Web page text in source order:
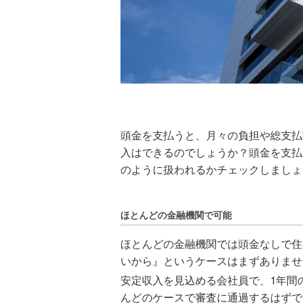
頭金を支払うと、月々の負担や総支
入はできるのでしょうか？頭金を支
のように扱われるかチェックしましょ
ほとんどの金融機関で可能
ほとんどの金融機関では頭金なしで
いから』というケースはまずありませ
安定収入を見込める会社員で、1年
んどのケースで審査に通過するはず